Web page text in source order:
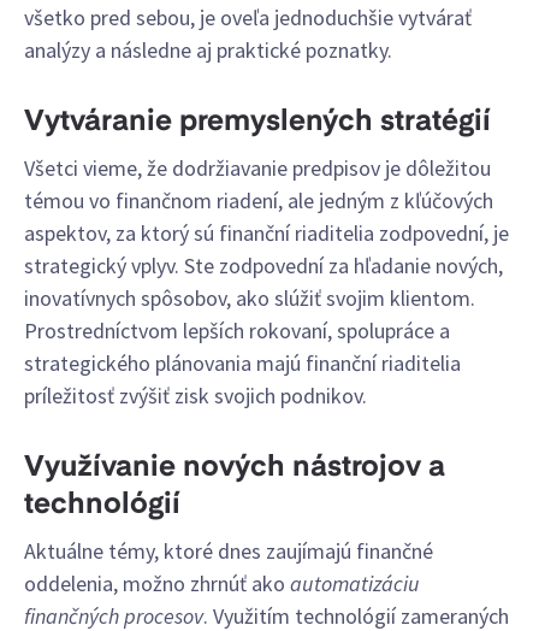
všetko pred sebou, je oveľa jednoduchšie vytvárať
analýzy a následne aj praktické poznatky.
Vytváranie premyslených stratégií
Všetci vieme, že dodržiavanie predpisov je dôležitou
témou vo finančnom riadení, ale jedným z kľúčových
aspektov, za ktorý sú finanční riaditelia zodpovední, je
strategický vplyv. Ste zodpovední za hľadanie nových,
inovatívnych spôsobov, ako slúžiť svojim klientom.
Prostredníctvom lepších rokovaní, spolupráce a
strategického plánovania majú finanční riaditelia
príležitosť zvýšiť zisk svojich podnikov.
Využívanie nových nástrojov a
technológií
Aktuálne témy, ktoré dnes zaujímajú finančné
oddelenia, možno zhrnúť ako automatizáciu
finančných procesov. Využitím technológií zameraných